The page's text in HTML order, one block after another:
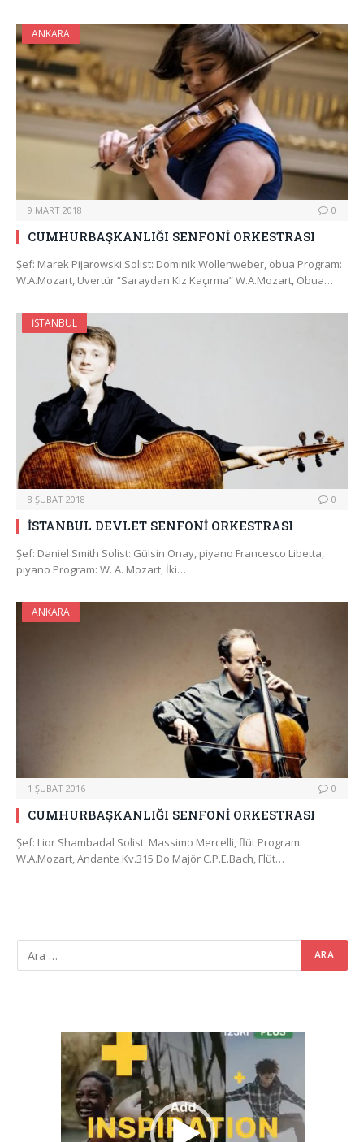
ANKARA
9 MART 2018 0
CUMHURBAŞKANLIĞI SENFONİ ORKESTRASI
Şef: Marek Pijarowski Solist: Dominik Wollenweber, obua Program:
W.A.Mozart, Uvertür “Saraydan Kız Kaçırma” W.A.Mozart, Obua…
İSTANBUL
8 ŞUBAT 2018 0
İSTANBUL DEVLET SENFONİ ORKESTRASI
Şef: Daniel Smith Solist: Gülsin Onay, piyano Francesco Libetta,
piyano Program: W. A. Mozart, İki…
ANKARA
1 ŞUBAT 2016 0
CUMHURBAŞKANLIĞI SENFONİ ORKESTRASI
Şef: Lior Shambadal Solist: Massimo Mercelli, flüt Program:
W.A.Mozart, Andante Kv.315 Do Majör C.P.E.Bach, Flüt…
Video
oynatıcı